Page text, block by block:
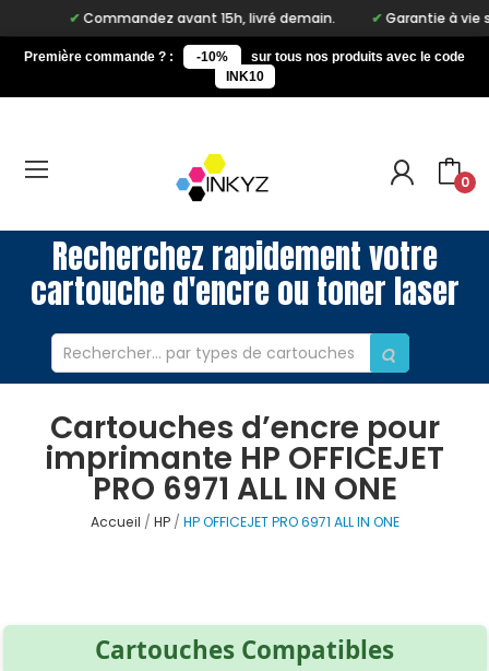
Commandez avant 15h, livré demain. Garantie à vie sur
Première commande ? : -10%
sur tous nos produits avec le code
INK10
0
Recherchez rapidement votre
cartouche d'encre ou toner laser
Cartouches d’encre pour
imprimante HP OFFICEJET
PRO 6971 ALL IN ONE
Accueil HP HP OFFICEJET PRO 6971 ALL IN ONE
Cartouches Compatibles